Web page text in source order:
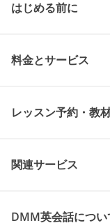
はじめる前に
料金とサービス
レッスン予約・教
関連サービス
DMM英会話につい